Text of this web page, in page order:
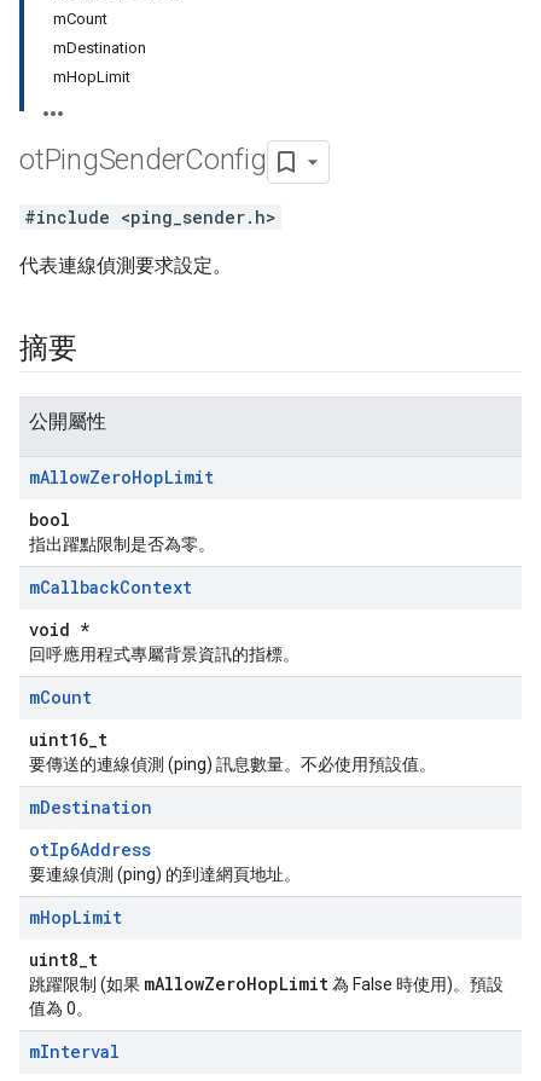
mCount
mDestination
mHopLimit
otPingSenderConfig
#include <ping_sender.h>
代表連線偵測要求設定。
摘要
公開屬性
mAllowZeroHopLimit
bool
指出躍點限制是否為零。
mCallbackContext
void *
回呼應用程式專屬背景資訊的指標。
mCount
uint16_t
要傳送的連線偵測 (ping) 訊息數量。不必使用預設值。
mDestination
otIp6Address
要連線偵測 (ping) 的到達網頁地址。
mHopLimit
uint8_t
跳躍限制 (如果 mAllowZeroHopLimit為 False 時使用)。預設
值為 0。
mInterval